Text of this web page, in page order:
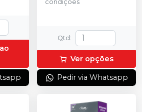
condições
Qtd :
Ver opções
Pedir via Whatsapp